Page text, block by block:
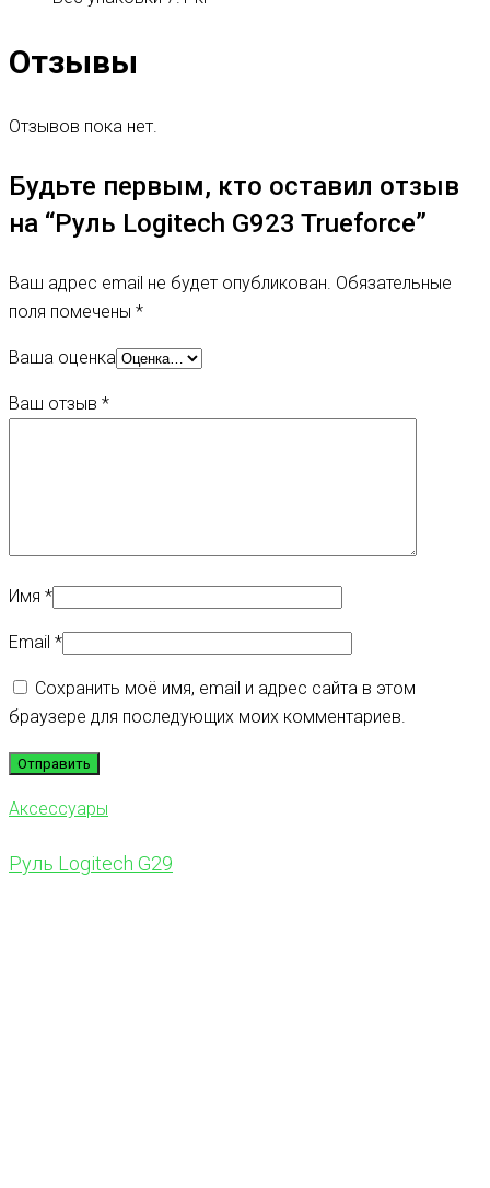
Отзывы
Отзывов пока нет.
Будьте первым, кто оставил отзыв
на “Руль Logitech G923 Trueforce”
Ваш адрес email не будет опубликован. Обязательные
поля помечены *
Ваша оценка
Ваш отзыв *
Имя *
Email *
Сохранить моё имя, email и адрес сайта в этом
браузере для последующих моих комментариев.
Аксессуары
Руль Logitech G29